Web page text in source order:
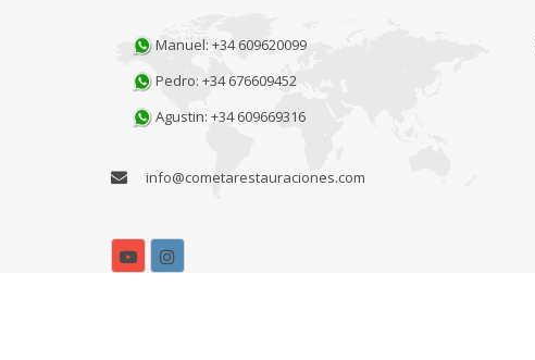
Manuel: +34 609620099
Pedro: +34 676609452
Agustin: +34 609669316
info@cometarestauraciones.com